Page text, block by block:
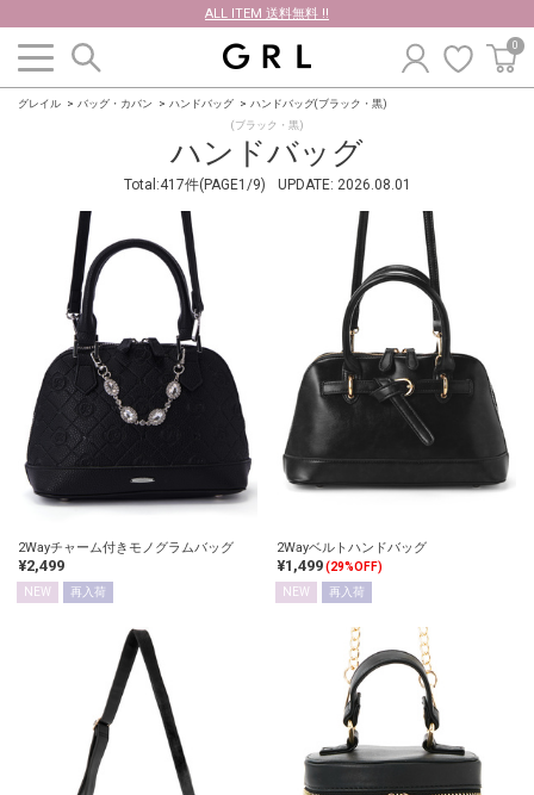
ALL ITEM 送料無料 !!
0
グレイル バッグ・カバン ハンドバッグ ハンドバッグ(ブラック・黒)
ハンドバッグ
(ブラック・黒)
Total:417件(PAGE1/9) UPDATE: 2026.08.01
2Wayチャーム付きモノグラムバッグ
¥2,499
NEW 再入荷
2Wayベルトハンドバッグ
¥1,499(29%OFF)
NEW
再入荷